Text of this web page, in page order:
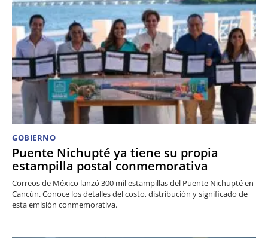
GOBIERNO
Puente Nichupté ya tiene su propia
estampilla postal conmemorativa
Correos de México lanzó 300 mil estampillas del Puente Nichupté en
Cancún. Conoce los detalles del costo, distribución y significado de
esta emisión conmemorativa.